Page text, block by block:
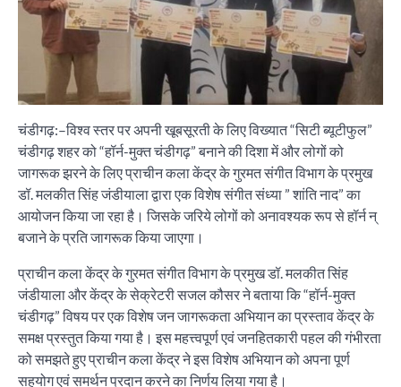
चंडीगढ़:–विश्व स्तर पर अपनी खूबसूरती के लिए विख्यात “सिटी ब्यूटीफुल”
चंडीगढ़ शहर को “हॉर्न-मुक्त चंडीगढ़” बनाने की दिशा में और लोगों को
जागरूक झरने के लिए प्राचीन कला केंद्र के गुरमत संगीत विभाग के प्रमुख
डॉ. मलकीत सिंह जंडीयाला द्वारा एक विशेष संगीत संध्या ” शांति नाद” का
आयोजन किया जा रहा है। जिसके जरिये लोगों को अनावश्यक रूप से हॉर्न न्
बजाने के प्रति जागरूक किया जाएगा।
प्राचीन कला केंद्र के गुरमत संगीत विभाग के प्रमुख डॉ. मलकीत सिंह
जंडीयाला और केंद्र के सेक्रेटरी सजल कौसर ने बताया कि “हॉर्न-मुक्त
चंडीगढ़” विषय पर एक विशेष जन जागरूकता अभियान का प्रस्ताव केंद्र के
समक्ष प्रस्तुत किया गया है। इस महत्त्वपूर्ण एवं जनहितकारी पहल की गंभीरता
को समझते हुए प्राचीन कला केंद्र ने इस विशेष अभियान को अपना पूर्ण
सहयोग एवं समर्थन प्रदान करने का निर्णय लिया गया है।